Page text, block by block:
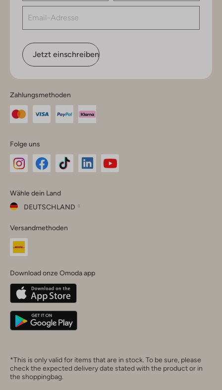
Jetzt einschreiben
Zahlungsmethoden
Folge uns
Instagram
Facebook
TikTok
Wähle dein Land
DEUTSCHLAND
dein
Land
Belgique(Français)
Deutschland
Versandmethoden
Download onze Omoda app
*This is only valid for items that are in stock. To be sure, please
check the expected delivery date stated with the product or in
the shoppingbag.